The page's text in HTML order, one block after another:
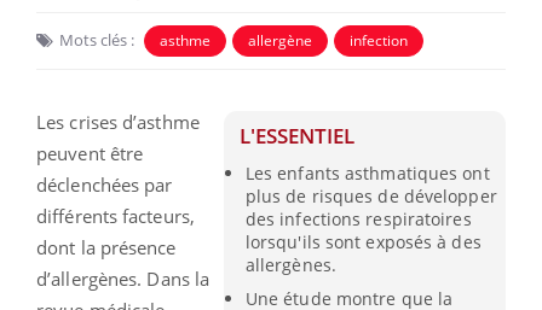
Mots clés : asthme allergène infection
L'ESSENTIEL
Les enfants asthmatiques ont
plus de risques de développer
des infections respiratoires
lorsqu'ils sont exposés à des
allergènes.
Une étude montre que la
Les crises d’asthme
peuvent être
déclenchées par
différents facteurs,
dont la présence
d’allergènes. Dans la